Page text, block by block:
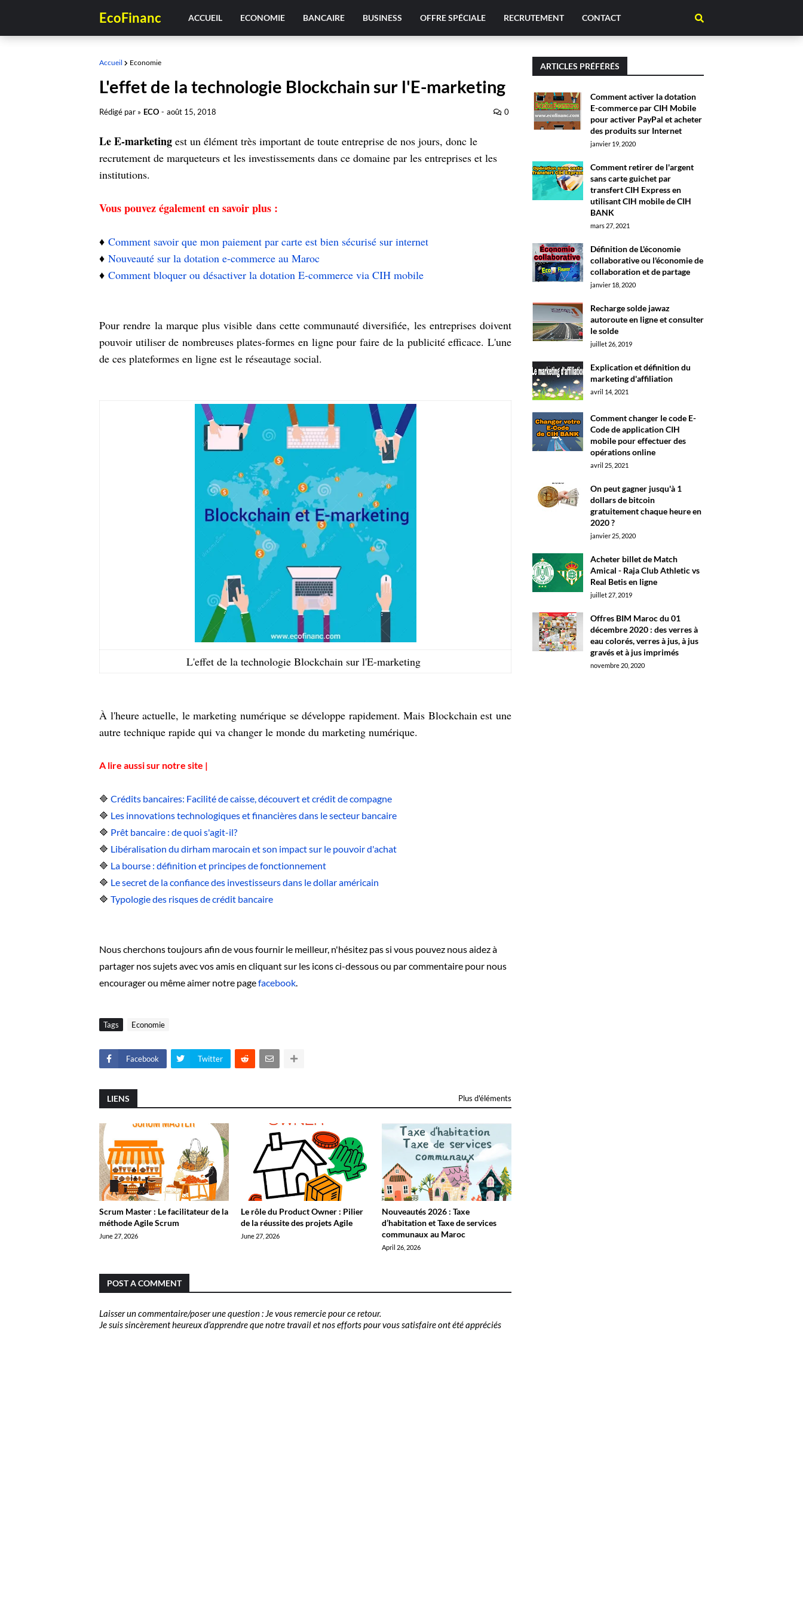
EcoFinanc ACCUEIL ECONOMIE BANCAIRE BUSINESS OFFRE SPÉCIALE RECRUTEMENT CONTACT
Accueil Economie
L'effet de la technologie Blockchain sur l'E-marketing
Rédigé par » ECO - août 15, 2018 0
Le E-marketing est un élément très important de toute entreprise de nos jours, donc le
recrutement de marqueteurs et les investissements dans ce domaine par les entreprises et les
institutions.
Vous pouvez également en savoir plus :
♦️ Comment savoir que mon paiement par carte est bien sécurisé sur internet
♦️ Nouveauté sur la dotation e-commerce au Maroc
♦️ Comment bloquer ou désactiver la dotation E-commerce via CIH mobile
Pour rendre la marque plus visible dans cette communauté diversifiée, les entreprises doivent
pouvoir utiliser de nombreuses plates-formes en ligne pour faire de la publicité efficace. L'une
de ces plateformes en ligne est le réseautage social.
L'effet de la technologie Blockchain sur l'E-marketing
À l'heure actuelle, le marketing numérique se développe rapidement. Mais Blockchain est une
autre technique rapide qui va changer le monde du marketing numérique.
A lire aussi sur notre site |
🔷 Crédits bancaires: Facilité de caisse, découvert et crédit de compagne
🔷 Les innovations technologiques et financières dans le secteur bancaire
🔷 Prêt bancaire : de quoi s'agit-il?
🔷 Libéralisation du dirham marocain et son impact sur le pouvoir d'achat
🔷 La bourse : définition et principes de fonctionnement
🔷 Le secret de la confiance des investisseurs dans le dollar américain
🔷 Typologie des risques de crédit bancaire
Nous cherchons toujours afin de vous fournir le meilleur, n'hésitez pas si vous pouvez nous aidez à
partager nos sujets avec vos amis en cliquant sur les icons ci-dessous ou par commentaire pour nous
encourager ou même aimer notre pagefacebook.
Tags Economie
Facebook Twitter
LIENS Plus d'éléments
Scrum Master : Le facilitateur de la
méthode Agile Scrum
June 27, 2026
Le rôle du Product Owner : Pilier
de la réussite des projets Agile
June 27, 2026
Nouveautés 2026 : Taxe
d’habitation et Taxe de services
communaux au Maroc
April 26, 2026
POST A COMMENT
Laisser un commentaire/poser une question : Je vous remercie pour ce retour.
Je suis sincèrement heureux d’apprendre que notre travail et nos efforts pour vous satisfaire ont été appréciés
ARTICLES PRÉFÉRÉS
Comment activer la dotation
E-commerce par CIH Mobile
pour activer PayPal et acheter
des produits sur Internet
janvier 19, 2020
Comment retirer de l'argent
sans carte guichet par
transfert CIH Express en
utilisant CIH mobile de CIH
BANK
mars 27, 2021
Définition de L'économie
collaborative ou l'économie de
collaboration et de partage
janvier 18, 2020
Recharge solde jawaz
autoroute en ligne et consulter
le solde
juillet 26, 2019
Explication et définition du
marketing d'affiliation
avril 14, 2021
Comment changer le code E-
Code de application CIH
mobile pour effectuer des
opérations online
avril 25, 2021
On peut gagner jusqu'à 1
dollars de bitcoin
gratuitement chaque heure en
2020 ?
janvier 25, 2020
Acheter billet de Match
Amical - Raja Club Athletic vs
Real Betis en ligne
juillet 27, 2019
Offres BIM Maroc du 01
décembre 2020 : des verres à
eau colorés, verres à jus, à jus
gravés et à jus imprimés
novembre 20, 2020